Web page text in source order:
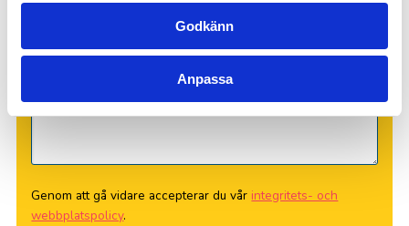
Godkänn
Anpassa
Genom att gå vidare accepterar du vår integritets- och
webbplatspolicy.